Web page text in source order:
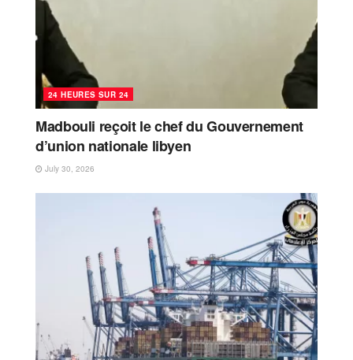
24 HEURES SUR 24
Madbouli reçoit le chef du Gouvernement
d’union nationale libyen
July 30, 2026